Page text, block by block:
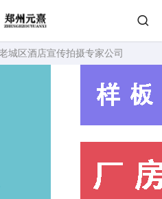
城区酒店宣传拍摄专家公司